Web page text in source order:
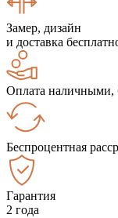
Замер, дизайн
и доставка
Оплата наличными,
Беспроцентная
Гарантия
2 года